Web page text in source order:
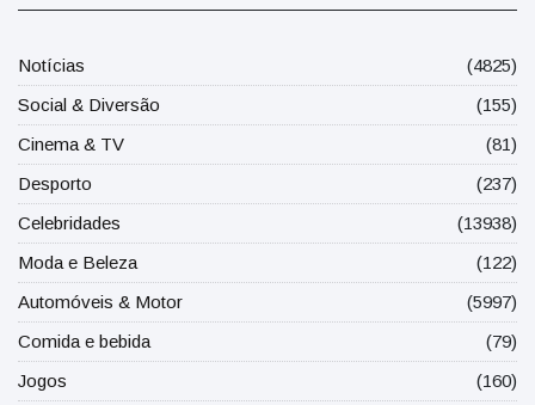
Notícias
(4825)
Social & Diversão
(155)
Cinema & TV
(81)
Desporto
(237)
Celebridades
(13938)
Moda e Beleza
(122)
Automóveis & Motor
(5997)
Comida e bebida
(79)
Jogos
(160)